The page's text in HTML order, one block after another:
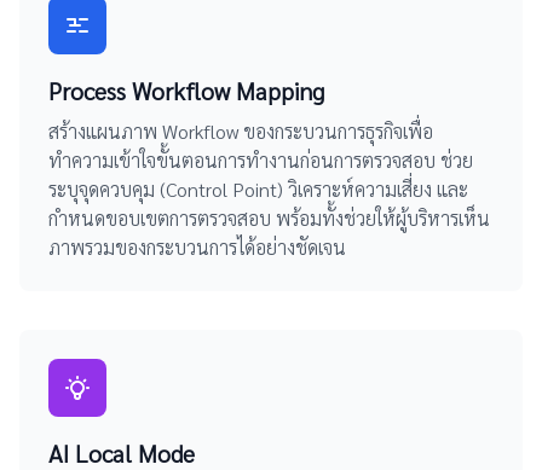
Process Workflow Mapping
สร้างแผนภาพ Workflow ของกระบวนการธุรกิจเพื่อ
ทำความเข้าใจขั้นตอนการทำงานก่อนการตรวจสอบ ช่วย
ระบุจุดควบคุม (Control Point) วิเคราะห์ความเสี่ยง และ
กำหนดขอบเขตการตรวจสอบ พร้อมทั้งช่วยให้ผู้บริหารเห็น
ภาพรวมของกระบวนการได้อย่างชัดเจน
AI Local Mode